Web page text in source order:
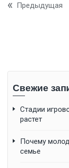
Предыдущая
Свежие
Стадии
растет
Почему
семье